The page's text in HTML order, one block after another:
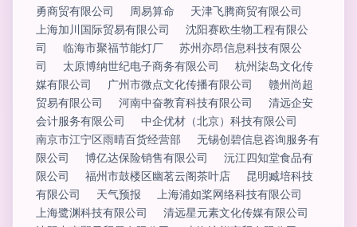
勇商贸有限公司
周易算命
天津飞腾商贸有限公司
上海加川国际贸易有限公司
沈阳赛欧生物工程有限公
司
临海市聚福节能灯厂
苏州亦昂信息科技有限公
司
太原博纳世纪电子商务有限公司
杭州柒岛文化传
媒有限公司
广州市微点文化传播有限公司
赣州尚超
贸易有限公司
河南中奋教育科技有限公司
清远企安
会计服务有限公司
中企优材（北京）科技有限公司
南京市江宁区雨晴百货经营部
无锡创碧信息咨询服务有
限公司
博亿达保险销售有限公司
沅江四知堂食品有
限公司
福州市鼓楼区幽茗云阁茶叶店
昆明臧培科技
有限公司
天气预报
上海浦如桨网络科技有限公司
上海鹭渊科技有限公司
清远星元素文化传媒有限公司